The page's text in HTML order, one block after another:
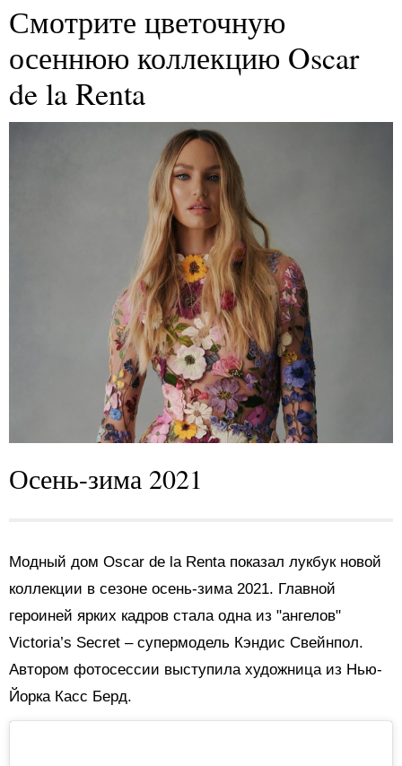
Смотрите цветочную
осеннюю коллекцию Oscar
de la Renta
Осень-зима 2021
Модный дом Oscar de la Renta показал лукбук новой
коллекции в сезоне осень-зима 2021. Главной
героиней ярких кадров стала одна из "ангелов"
Victoria’s Secret – супермодель Кэндис Свейнпол.
Автором фотосессии выступила художница из Нью-
Йорка Касс Берд.